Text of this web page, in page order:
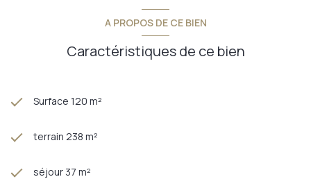
A PROPOS DE CE BIEN
Caractéristiques de ce bien
Surface 120 m²
terrain 238 m²
séjour 37 m²